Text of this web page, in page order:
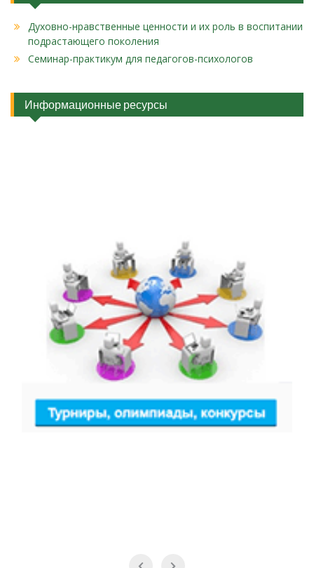
Духовно-нравственные ценности и их роль в воспитании
подрастающего поколения
Cеминар-практикум для педагогов-психологов
Информационные ресурсы